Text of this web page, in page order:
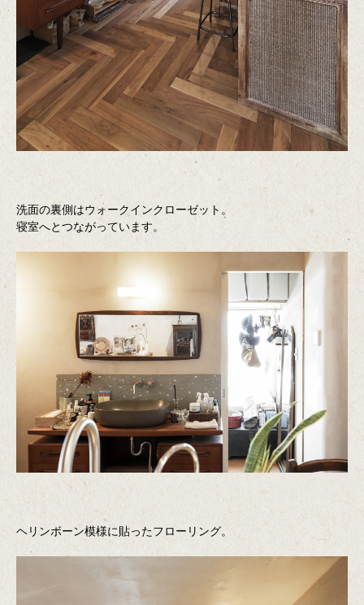
洗面の裏側はウォークインクローゼット。
寝室へとつながっています。
ヘリンボーン模様に貼ったフローリング。